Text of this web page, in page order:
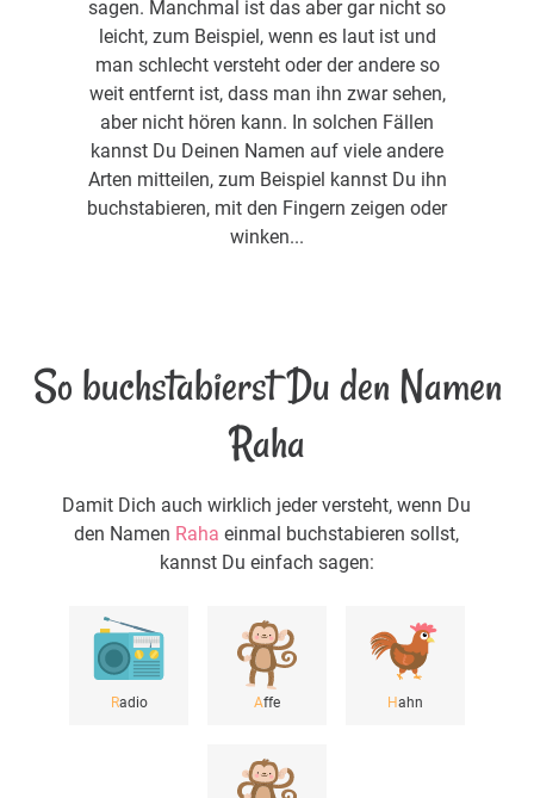
sagen. Manchmal ist das aber gar nicht so
leicht, zum Beispiel, wenn es laut ist und
man schlecht versteht oder der andere so
weit entfernt ist, dass man ihn zwar sehen,
aber nicht hören kann. In solchen Fällen
kannst Du Deinen Namen auf viele andere
Arten mitteilen, zum Beispiel kannst Du ihn
buchstabieren, mit den Fingern zeigen oder
winken...
So buchstabierst Du den Namen
Raha
Damit Dich auch wirklich jeder versteht, wenn Du
den Namen Raha einmal buchstabieren sollst,
kannst Du einfach sagen:
Radio Affe Hahn